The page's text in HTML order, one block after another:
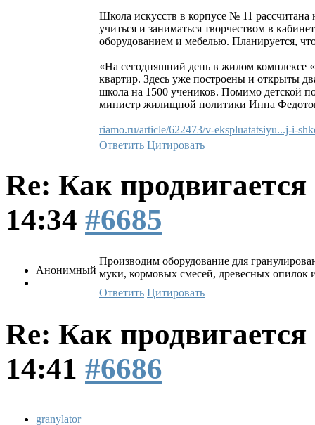
Школа искусств в корпусе № 11
учиться и заниматься творчеством в
оборудованием и мебелью. Планируется,
«На сегодняшний день в жилом комплексе
квартир. Здесь уже построены и открыты
школа на 1500 учеников. Помимо детской
министр жилищной политики Инна
riamo.ru/article/622473/v-ekspluatatsiyu...j-i-
Ответить Цитировать
Re: Как
14:34 #6685
Анонимный
Производим оборудование для
муки, кормовых смесей, древесных опилок
Ответить Цитировать
Re: Как
14:41 #6686
granylator